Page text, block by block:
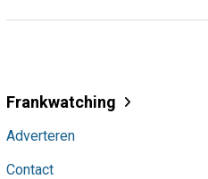
Frankwatching
Adverteren
Contact